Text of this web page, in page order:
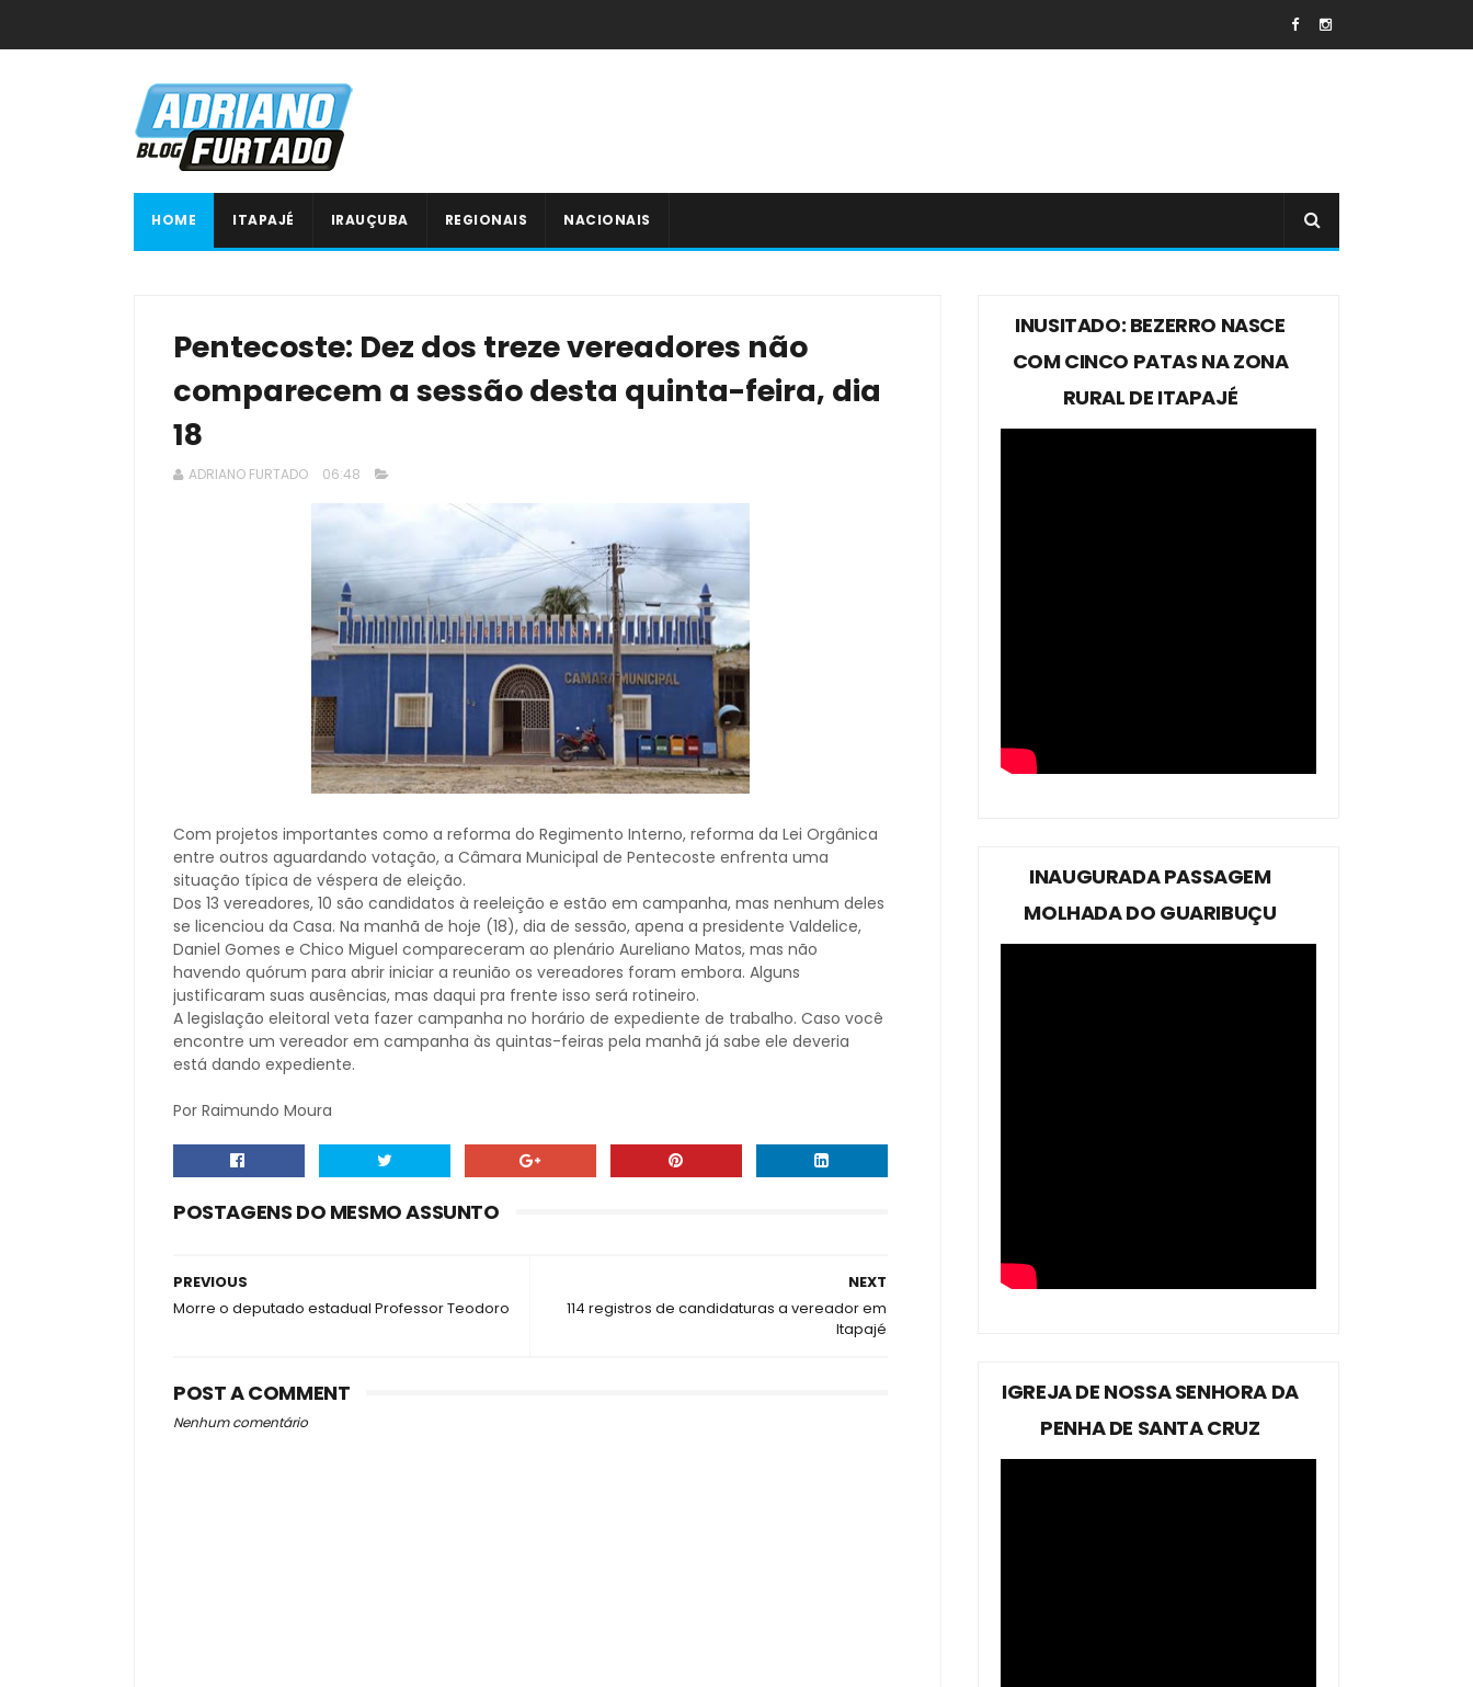
HOME ITAPAJÉ IRAUÇUBA REGIONAIS NACIONAIS
Pentecoste: Dez dos treze vereadores não
comparecem a sessão desta quinta-feira, dia
18
ADRIANO FURTADO 06:48
Com projetos importantes como a reforma do Regimento Interno, reforma da Lei Orgânica
entre outros aguardando votação, a Câmara Municipal de Pentecoste enfrenta uma
situação típica de véspera de eleição.
Dos 13 vereadores, 10 são candidatos à reeleição e estão em campanha, mas nenhum deles
se licenciou da Casa. Na manhã de hoje (18), dia de sessão, apena a presidente Valdelice,
Daniel Gomes e Chico Miguel compareceram ao plenário Aureliano Matos, mas não
havendo quórum para abrir iniciar a reunião os vereadores foram embora. Alguns
justificaram suas ausências, mas daqui pra frente isso será rotineiro.
A legislação eleitoral veta fazer campanha no horário de expediente de trabalho. Caso você
encontre um vereador em campanha às quintas-feiras pela manhã já sabe ele deveria
está dando expediente.
Por Raimundo Moura
POSTAGENS DO MESMO ASSUNTO
NEXT
114 registros de candidaturas a vereador em
Itapajé
PREVIOUS
Morre o deputado estadual Professor Teodoro
POST A COMMENT
Nenhum comentário
INUSITADO: BEZERRO NASCE
COM CINCO PATAS NA ZONA
RURAL DE ITAPAJÉ
INAUGURADA PASSAGEM
MOLHADA DO GUARIBUÇU
IGREJA DE NOSSA SENHORA DA
PENHA DE SANTA CRUZ